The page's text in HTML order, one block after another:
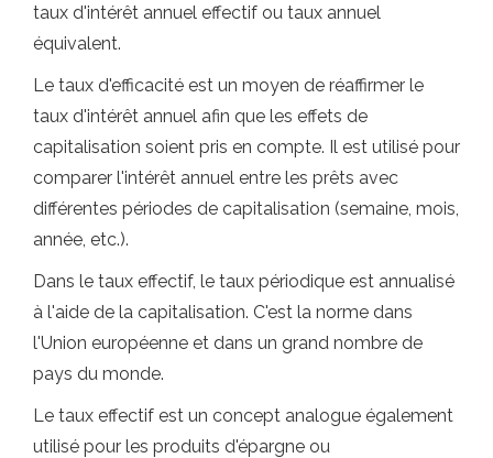
taux d'intérêt annuel effectif ou taux annuel
équivalent.
Le taux d'efficacité est un moyen de réaffirmer le
taux d'intérêt annuel afin que les effets de
capitalisation soient pris en compte. Il est utilisé pour
comparer l'intérêt annuel entre les prêts avec
différentes périodes de capitalisation (semaine, mois,
année, etc.).
Dans le taux effectif, le taux périodique est annualisé
à l'aide de la capitalisation. C'est la norme dans
l'Union européenne et dans un grand nombre de
pays du monde.
Le taux effectif est un concept analogue également
utilisé pour les produits d'épargne ou